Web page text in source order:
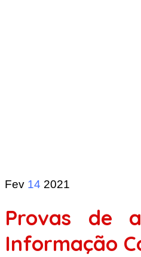
Fev 14 2021
Provas de
Informação